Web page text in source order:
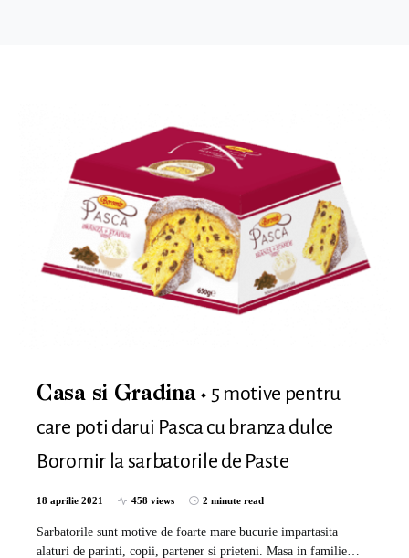
Casa si Gradina
5 motive pentru
care poti darui Pasca cu branza dulce
Boromir la sarbatorile de Paste
18 aprilie 2021 458 views 2 minute read
Sarbatorile sunt motive de foarte mare bucurie impartasita
alaturi de parinti, copii, partener si prieteni. Masa in familie…